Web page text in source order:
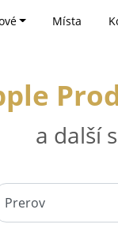
Místa
a další